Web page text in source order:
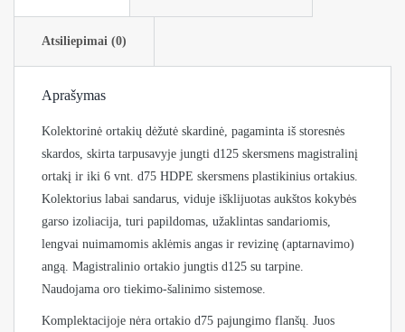
Atsiliepimai (0)
Aprašymas
Kolektorinė ortakių dėžutė skardinė, pagaminta iš storesnės
skardos, skirta tarpusavyje jungti d125 skersmens magistralinį
ortakį ir iki 6 vnt. d75 HDPE skersmens plastikinius ortakius.
Kolektorius labai sandarus, viduje išklijuotas aukštos kokybės
garso izoliacija, turi papildomas, užaklintas sandariomis,
lengvai nuimamomis aklėmis angas ir revizinę (aptarnavimo)
angą. Magistralinio ortakio jungtis d125 su tarpine.
Naudojama oro tiekimo-šalinimo sistemose.
Komplektacijoje nėra ortakio d75 pajungimo flanšų. Juos